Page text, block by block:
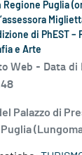
Regione Puglia
di PhEST –
e Arte
Web - Data di
Palazzo di